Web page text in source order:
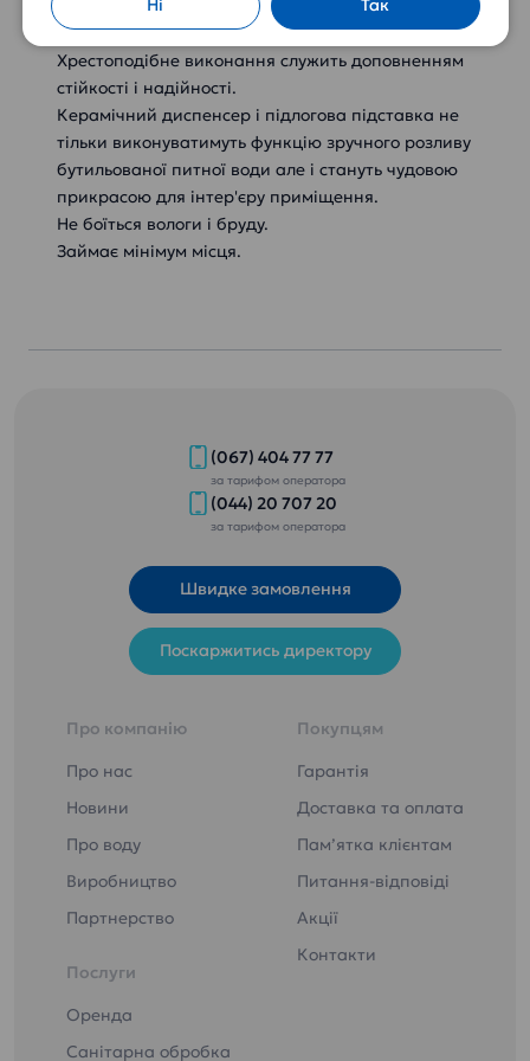
Хрестоподібне виконання служить доповненням
стійкості і надійності.
Керамічний диспенсер і підлогова підставка не
тільки виконуватимуть функцію зручного розливу
бутильованої питної води але і стануть чудовою
прикрасою для інтер'єру приміщення.
Не боїться вологи і бруду.
Займає мінімум місця.
(067) 404 77 77
за тарифом оператора
(044) 20 707 20
за тарифом оператора
Швидке замовлення
Поскаржитись директору
Про компанію
Про нас
Новини
Про воду
Виробництво
Партнерство
Послуги
Оренда
Санітарна обробка
Покупцям
Гарантія
Доставка та оплата
Пам’ятка клієнтам
Питання-відповіді
Акції
Контакти
Ні Так